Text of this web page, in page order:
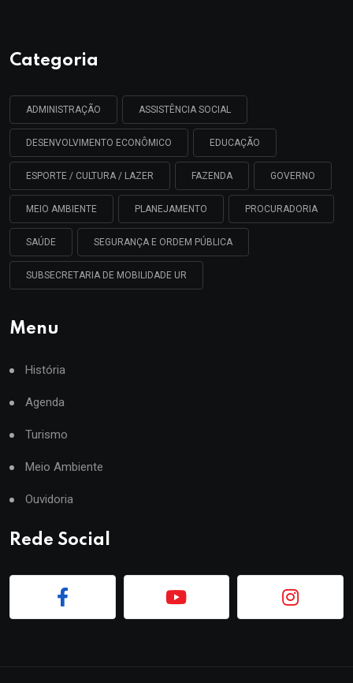
Categoria
ADMINISTRAÇÃO ASSISTÊNCIA SOCIAL
DESENVOLVIMENTO ECONÔMICO EDUCAÇÃO
ESPORTE / CULTURA / LAZER FAZENDA GOVERNO
MEIO AMBIENTE PLANEJAMENTO PROCURADORIA
SAÚDE SEGURANÇA E ORDEM PÚBLICA
SUBSECRETARIA DE MOBILIDADE UR
Menu
História
Agenda
Turismo
Meio Ambiente
Ouvidoria
Rede Social